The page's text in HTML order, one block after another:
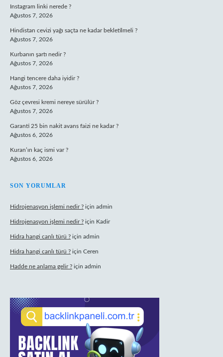
Instagram linki nerede ?
Ağustos 7, 2026
Hindistan cevizi yağı saçta ne kadar bekletilmeli ?
Ağustos 7, 2026
Kurbanın şartı nedir ?
Ağustos 7, 2026
Hangi tencere daha iyidir ?
Ağustos 7, 2026
Göz çevresi kremi nereye sürülür ?
Ağustos 7, 2026
Garanti 25 bin nakit avans faizi ne kadar ?
Ağustos 6, 2026
Kuran’ın kaç ismi var ?
Ağustos 6, 2026
SON YORUMLAR
Hidrojenasyon işlemi nedir ? için admin
Hidrojenasyon işlemi nedir ? için Kadir
Hidra hangi canlı türü ? için admin
Hidra hangi canlı türü ? için Ceren
Hadde ne anlama gelir ? için admin